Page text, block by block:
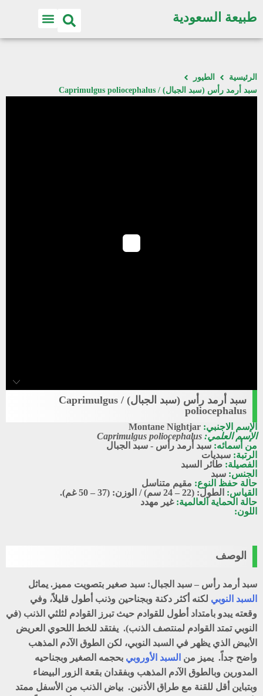
طبيعة السعودية
الرئيسية
الطيور
سبد أرمد رأس (سبد الجبال) / Caprimulgus poliocephalus
Mountain_Nightjar1
سبد أرمد رأس (سبد الجبال) / Caprimulgus
poliocephalus
الإسم الاجنبي: Montane Nightjar
الإسم العلمي: Caprimulgus poliocephalus
من أسمائه: سبد أرمد رأس - سبد الجبال
الرتبة: سبديات
الفصيلة: طائر السبد
الجنس: سبد
حالة حفظ النوع: مقيم متناسل
القياس: الطول: (22 – 24 سم) / الوزن: (37 – 50 غم).
حالة الحماية العالمية:غير مهدد
اللون:
الوصف
سبد أرمد رأس – سبد الجبال: سبد صغير بتصويت مميز. يماثل
السبد النوبي لكنه أكثر دكنة وبجناحين وذنب أطول قليلاً، وفي
وقعته يبدو بامتداد أطول للقوادم حيث تبرز القوادم لثلثي الذنب (في
النوبي تمتد القوادم لمنتصف الذنب). يفتقد للخط اللحوي العريض
الأبيض الذي يظهر في السبد النوبي، لكن الطوق الآدم المذهب
واضح جداً. يميز من السبد الأوروبي بحجمه الصغير وبجناحيه
المدورين وبالطوق الآدم المذهب وبفقدان بقعة الزور البيضاء
وبتباين أقل للقنة مع طراق الأذنين. بياض الذنب من الأسفل ممتد